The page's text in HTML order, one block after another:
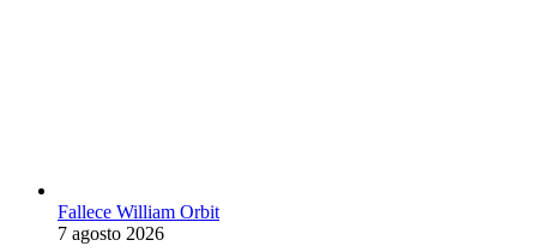
Fallece William Orbit
7 agosto 2026